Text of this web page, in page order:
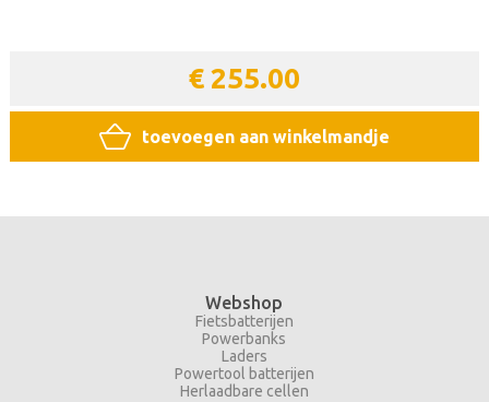
€ 255.00
toevoegen aan winkelmandje
Webshop
Fietsbatterijen
Powerbanks
Laders
Powertool batterijen
Herlaadbare cellen